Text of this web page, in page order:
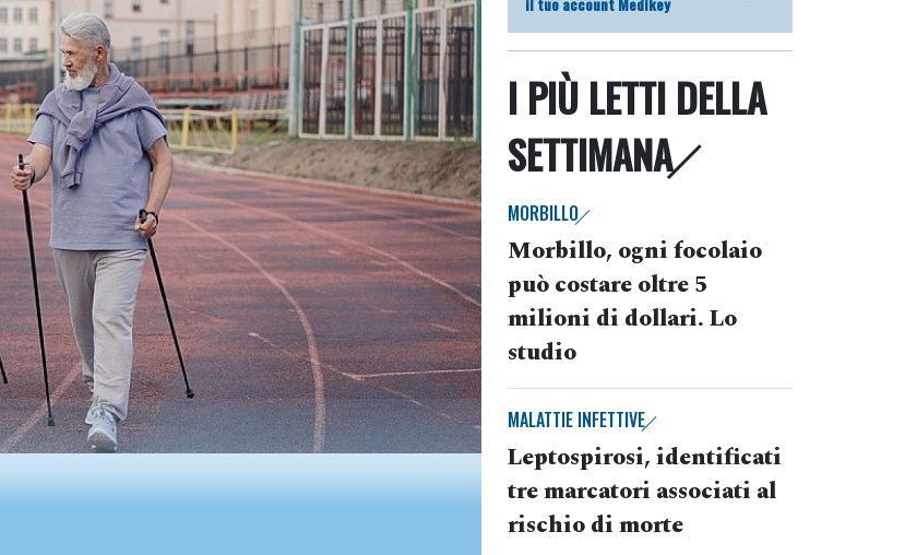
I PIÙ LETTI DELLA
SETTIMANA
MORBILLO
Morbillo, ogni focolaio
può costare oltre 5
milioni di dollari. Lo
studio
MALATTIE INFETTIVE
Leptospirosi, identificati
tre marcatori associati al
rischio di morte